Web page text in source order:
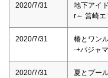
2020/7/31
地下アイ
r～ 筥崎エ
2020/7/31
椿とワン
-+パジャ
2020/7/31
夏とプー